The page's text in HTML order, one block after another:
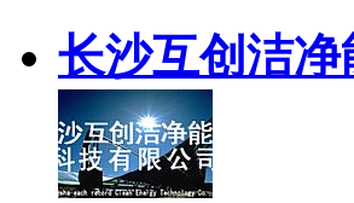
长沙互创洁